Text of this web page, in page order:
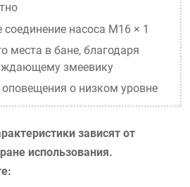
зависят от
использования.
соединение насоса M16 × 1
места в бане, благодаря
змеевику
оповещения о низком уровне